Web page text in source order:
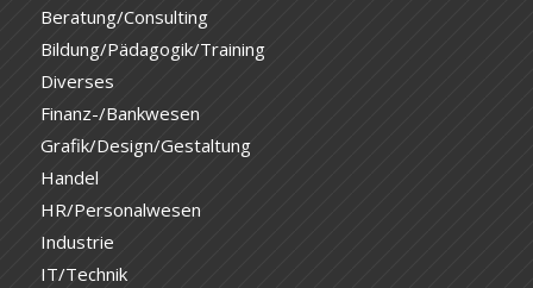
Beratung/Consulting
Bildung/Pädagogik/Training
Diverses
Finanz-/Bankwesen
Grafik/Design/Gestaltung
Handel
HR/Personalwesen
Industrie
IT/Technik